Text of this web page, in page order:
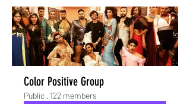
Color Positive Group
Public · 122 members